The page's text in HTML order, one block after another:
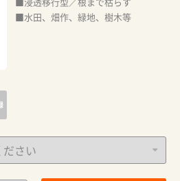
■水田、畑作、緑地、樹木等